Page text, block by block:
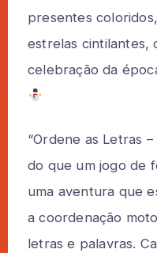
presentes
estrelas cintilantes,
celebração da
“Ordene as Letras
do que um jogo de
uma aventura que
a coordenação
letras e palavras.